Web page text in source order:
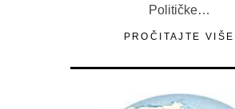
Političke…
PROČITAJTE VIŠE